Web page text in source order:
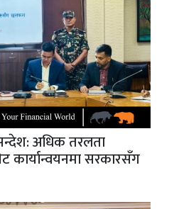
अधिक तरलता
कार्यान्वयनमा सरकारसँग